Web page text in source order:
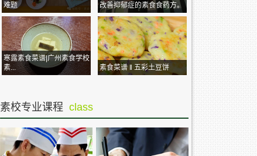
难题
改善抑郁症的素食食药方。
寒露素食菜谱|广州素食学校
素...
素食菜谱 ‖ 五彩土豆饼
素校专业课程 class